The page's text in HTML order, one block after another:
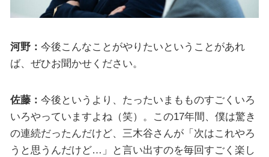
河野： 今後こんなことがやりたいということがあれ
ば、ぜひお聞かせください。
佐藤： 今後というより、たったいまもものすごくいろ
いろやっていますよね（笑）。この17年間、僕は驚き
の連続だったんだけど、三木谷さんが「次はこれやろ
うと思うんだけど…」と言い出すのを毎回すごく楽し